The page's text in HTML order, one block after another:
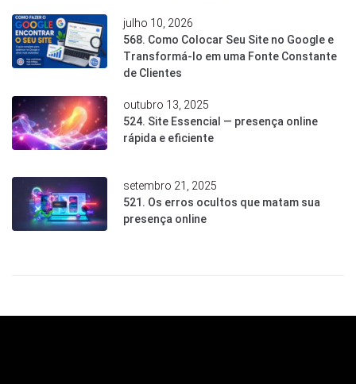
julho 10, 2026
568. Como Colocar Seu Site no Google e
Transformá-lo em uma Fonte Constante
de Clientes
outubro 13, 2025
524. Site Essencial — presença online
rápida e eficiente
setembro 21, 2025
521. Os erros ocultos que matam sua
presença online